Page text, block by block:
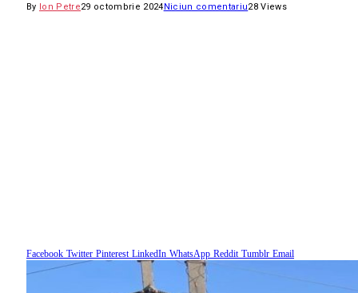
By Ion Petre29 octombrie 2024Niciun comentariu28Views
Facebook Twitter Pinterest LinkedIn WhatsApp Reddit Tumblr Email